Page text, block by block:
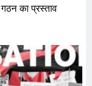
का प्रस्ताव